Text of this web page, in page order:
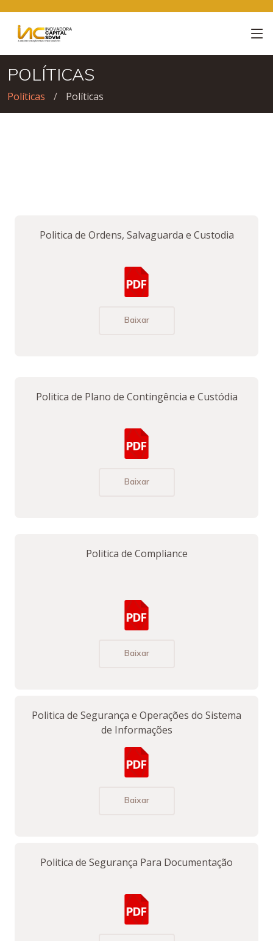
POLÍTICAS
Políticas Políticas
Politica de Ordens, Salvaguarda e Custodia
Baixar
Politica de Plano de Contingência e Custódia
Baixar
Politica de Compliance
Baixar
Politica de Segurança e Operações do Sistema
de Informações
Baixar
Politica de Segurança Para Documentação